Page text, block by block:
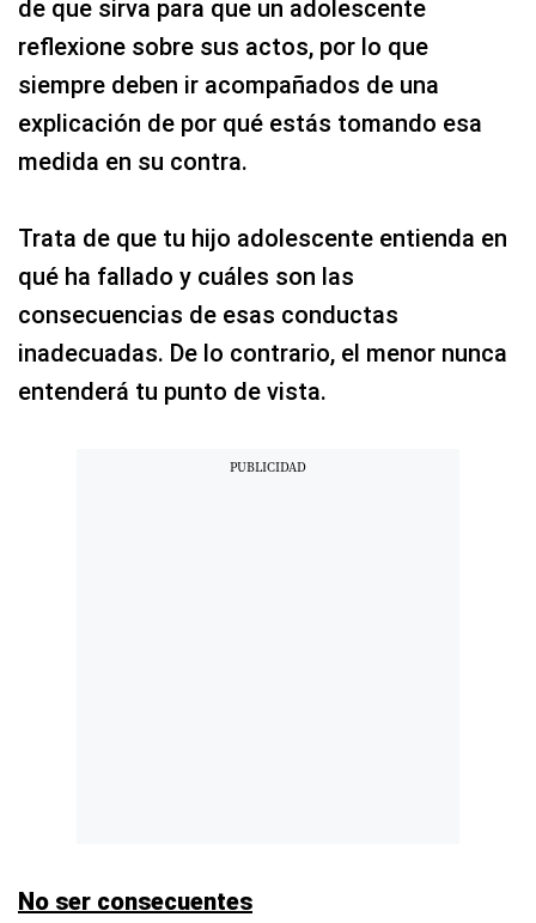
de que sirva para que un adolescente
reflexione sobre sus actos, por lo que
siempre deben ir acompañados de una
explicación de por qué estás tomando esa
medida en su contra.
Trata de que tu hijo adolescente entienda en
qué ha fallado y cuáles son las
consecuencias de esas conductas
inadecuadas. De lo contrario, el menor nunca
entenderá tu punto de vista.
No ser consecuentes